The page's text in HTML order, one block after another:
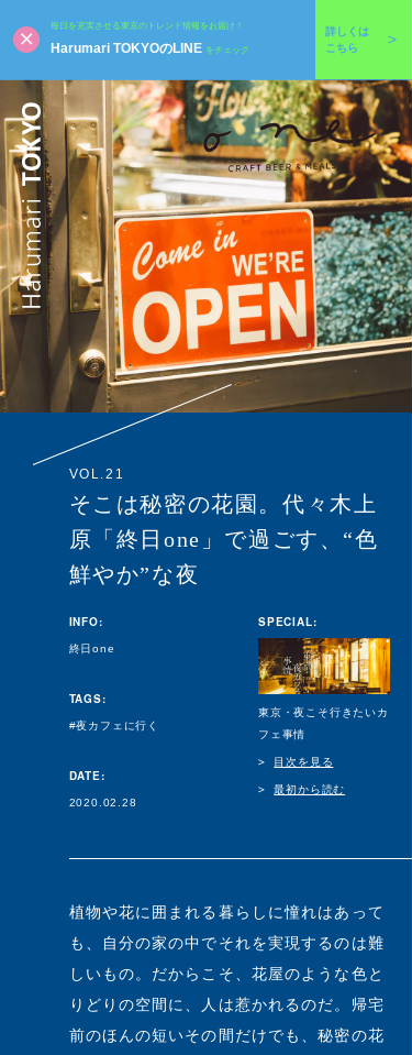
毎日を充実させる東京のトレンド情報をお届け！
Harumari TOKYOのLINE をチェック
詳しくは
こちら
VOL.21
そこは秘密の花園。代々木上
原「終日one」で過ごす、“色
鮮やか”な夜
INFO:
終日one
TAGS:
夜カフェに行く
DATE:
2020.02.28
SPECIAL:
東京・夜こそ行きたいカ
フェ事情
目次を見る
最初から読む
植物や花に囲まれる暮らしに憧れはあって
も、自分の家の中でそれを実現するのは難
しいもの。だからこそ、花屋のような色と
りどりの空間に、人は惹かれるのだ。帰宅
前のほんの短いその間だけでも、秘密の花